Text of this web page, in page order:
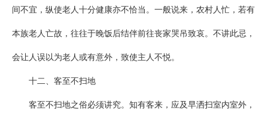
间不宜，纵使老人十分健康亦不恰当。一般说来，农村人忙，若有
本族老人亡故，往往于晚饭后结伴前往丧家哭吊致哀。不讲此忌，
会让人误以为老人或有意外，致使主人不悦。
十二、客至不扫地
客至不扫地之俗必须讲究。知有客来，应及早洒扫室内室外，